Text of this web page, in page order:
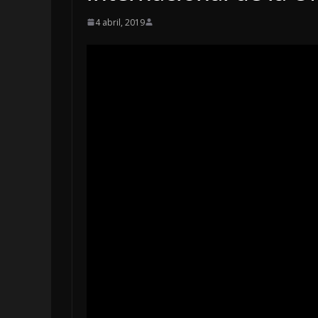
4 abril, 2019